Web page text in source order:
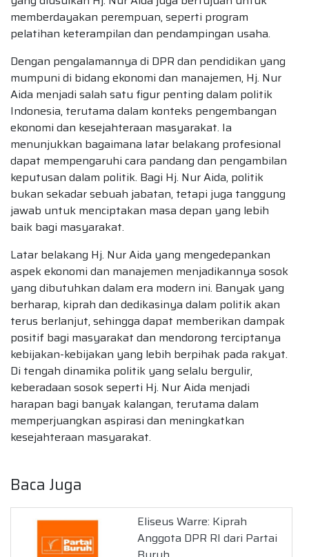
memberdayakan perempuan, seperti program
pelatihan keterampilan dan pendampingan usaha.
Dengan pengalamannya di DPR dan pendidikan yang
mumpuni di bidang ekonomi dan manajemen, Hj. Nur
Aida menjadi salah satu figur penting dalam politik
Indonesia, terutama dalam konteks pengembangan
ekonomi dan kesejahteraan masyarakat. Ia
menunjukkan bagaimana latar belakang profesional
dapat mempengaruhi cara pandang dan pengambilan
keputusan dalam politik. Bagi Hj. Nur Aida, politik
bukan sekadar sebuah jabatan, tetapi juga tanggung
jawab untuk menciptakan masa depan yang lebih
baik bagi masyarakat.
Latar belakang Hj. Nur Aida yang mengedepankan
aspek ekonomi dan manajemen menjadikannya sosok
yang dibutuhkan dalam era modern ini. Banyak yang
berharap, kiprah dan dedikasinya dalam politik akan
terus berlanjut, sehingga dapat memberikan dampak
positif bagi masyarakat dan mendorong terciptanya
kebijakan-kebijakan yang lebih berpihak pada rakyat.
Di tengah dinamika politik yang selalu bergulir,
keberadaan sosok seperti Hj. Nur Aida menjadi
harapan bagi banyak kalangan, terutama dalam
memperjuangkan aspirasi dan meningkatkan
kesejahteraan masyarakat.
Baca Juga
Eliseus Warre: Kiprah
Anggota DPR RI dari Partai